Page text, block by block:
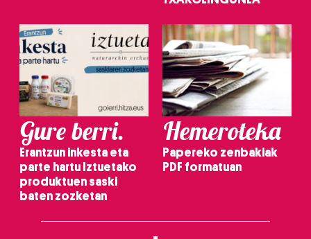
Gure berri.
Erantzun inkesta eta
parte hartu Iztuetako
produktuen saski
baten zozketan
Hemeroteka
Papereko zenbakiak
PDF formatuan